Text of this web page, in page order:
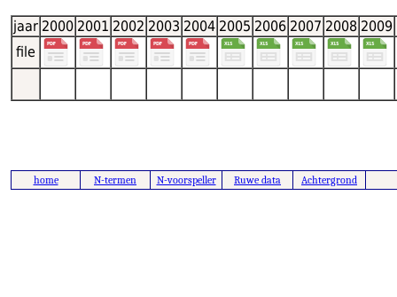
jaar 2000 2001 2002 2003 2004 2005 2006 2007 2008 2009
file
home N-termen N-voorspeller Ruwe data Achtergrond